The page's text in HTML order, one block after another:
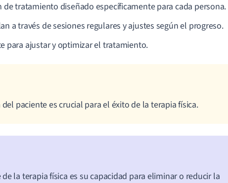
de tratamiento diseñado específicamente para cada persona.
a través de sesiones regulares y ajustes según el progreso.
para ajustar y optimizar el tratamiento.
paciente es crucial para el éxito de la terapia física.
la terapia física es su capacidad para eliminar o reducir la